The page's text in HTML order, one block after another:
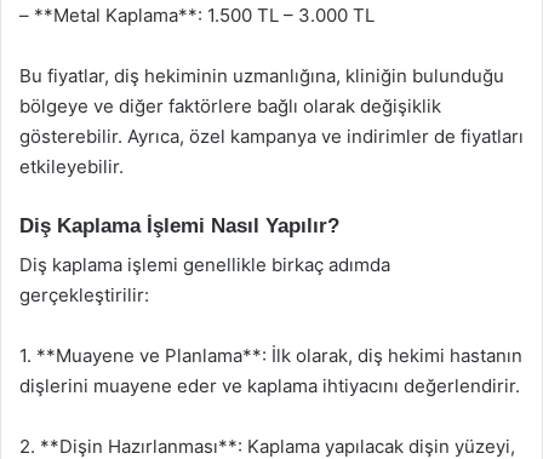
– **Metal Kaplama**: 1.500 TL – 3.000 TL
Bu fiyatlar, diş hekiminin uzmanlığına, kliniğin bulunduğu
bölgeye ve diğer faktörlere bağlı olarak değişiklik
gösterebilir. Ayrıca, özel kampanya ve indirimler de fiyatları
etkileyebilir.
Diş Kaplama İşlemi Nasıl Yapılır?
Diş kaplama işlemi genellikle birkaç adımda
gerçekleştirilir:
1. **Muayene ve Planlama**: İlk olarak, diş hekimi hastanın
dişlerini muayene eder ve kaplama ihtiyacını değerlendirir.
2. **Dişin Hazırlanması**: Kaplama yapılacak dişin yüzeyi,